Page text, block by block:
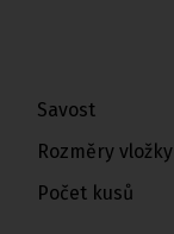
Savost
Rozměry vložky
Počet kusů